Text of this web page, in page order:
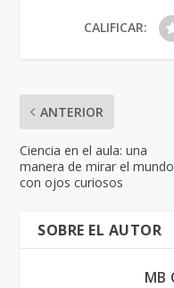
CALIFICAR:
ANTERIOR
Ciencia en el aula: una
manera de mirar el mundo
con ojos curiosos
SOBRE EL AUTOR
MB